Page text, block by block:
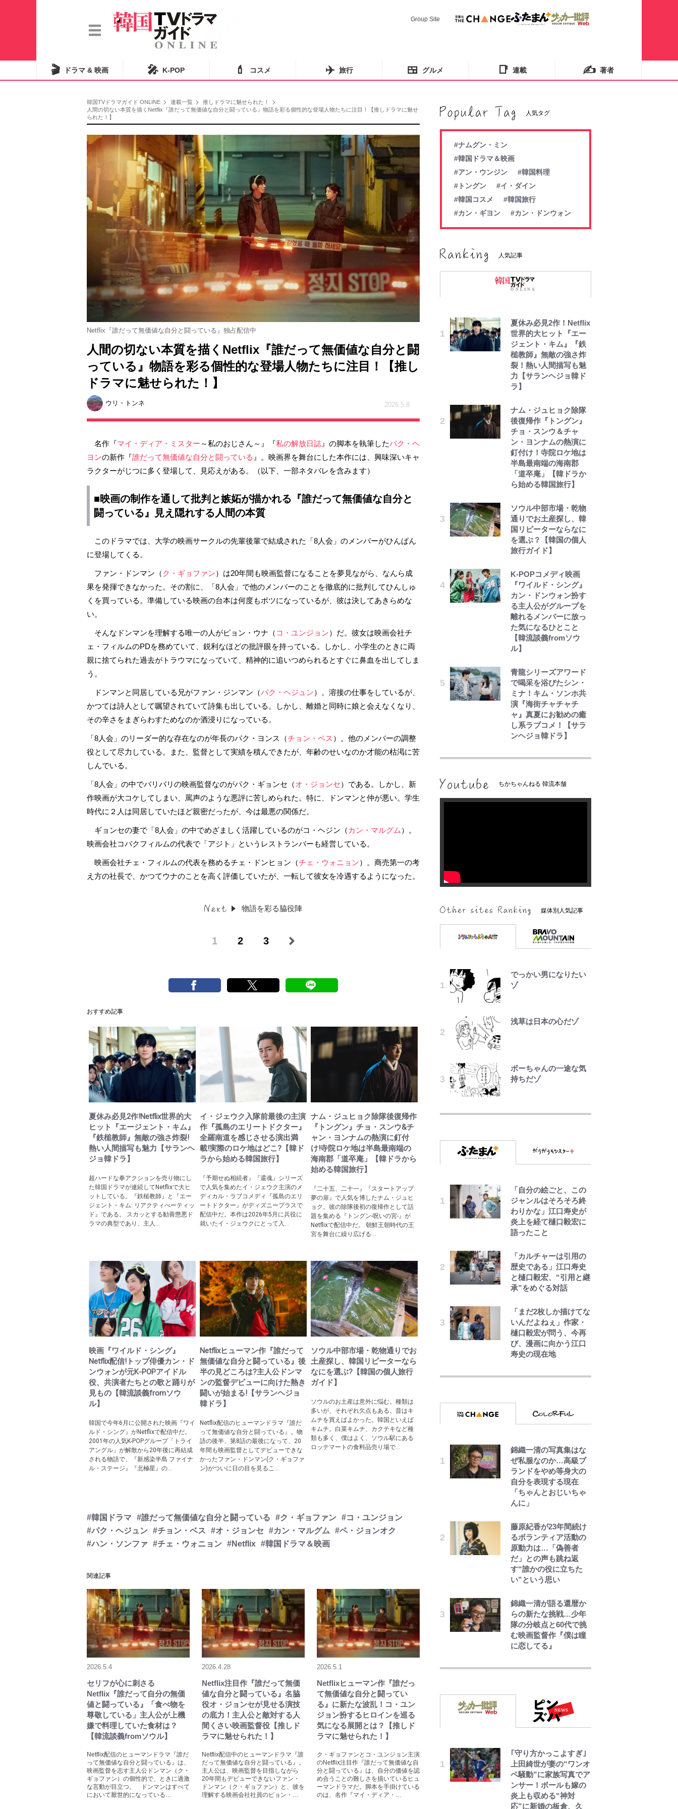
Group Site
🎬 ドラマ & 映画 🎤 K-POP 💄 コスメ ✈️ 旅行 🍱 グルメ 📑 連載 ✍️ 著者
韓国TVドラマガイド ONLINE 連載一覧
推しドラマに魅せられた！
人間の切ない本質を描くNetflix『誰だって無価値な自分と闘っている』物語を彩る個性的な登場人物たちに注目！【推しドラマに魅せ
られた！】
Netflix『誰だって無価値な自分と闘っている』独占配信中
人間の切ない本質を描くNetflix『誰だって無価値な自分と闘
っている』物語を彩る個性的な登場人物たちに注目！【推し
ドラマに魅せられた！】
ウリ・トンネ 2026.5.8
名作『マイ・ディア・ミスター ～私のおじさん～』『私の解放日誌 』の脚本を執筆したパク・ヘ
ヨンの新作『誰だって無価値な自分と闘っている 』。映画界を舞台にした本作には、興味深いキャ
ラクターがじつに多く登場して、見応えがある。（以下、一部ネタバレを含みます）
■映画の制作を通して批判と嫉妬が描かれる『誰だって無価値な自分と
闘っている』見え隠れする人間の本質
このドラマでは、大学の映画サークルの先輩後輩で結成された「8人会」のメンバーがひんぱん
に登場してくる。
ファン・ドンマン（ ク・ギョファン）は20年間も映画監督になることを夢見ながら、なんら成
果を発揮できなかった。その割に、「8人会」で他のメンバーのことを徹底的に批判してひんしゅ
くを買っている。準備している映画の台本は何度もボツになっているが、彼は決してあきらめな
い。
そんなドンマンを理解する唯一の人がピョン・ウナ（ コ・ユンジョン）だ。彼女は映画会社チ
ェ・フィルムのPDを務めていて、鋭利なほどの批評眼を持っている。しかし、小学生のときに両
親に捨てられた過去がトラウマになっていて、精神的に追いつめられるとすぐに鼻血を出してしま
う。
ドンマンと同居している兄がファン・ジンマン（パク・ヘジュン）。溶接の仕事をしているが、
かつては詩人として嘱望されていて詩集も出している。しかし、離婚と同時に娘と会えなくなり、
その辛さをまぎらわすためなのか酒浸りになっている。
「8人会」のリーダー的な存在なのが年長のパク・ヨンス（チョン・ベス ）。他のメンバーの調整
役として尽力している。また、監督として実績を積んできたが、年齢のせいなのか才能の枯渇に苦
しんでいる。
「8人会」の中でバリバリの映画監督なのがパク・ギョンセ（オ・ジョンセ）である。しかし、新
作映画が大コケしてしまい、罵声のような悪評に苦しめられた。特に、ドンマンと仲が悪い。学生
時代に２人は同居していたほど親密だったが、今は最悪の関係だ。
ギョンセの妻で「8人会」の中でめざましく活躍しているのがコ・ヘジン（ カン・マルグム ）。
映画会社コバクフィルムの代表で「アジト」というレストランバーも経営している。
映画会社チェ・フィルムの代表を務めるチェ・ドンヒョン（チェ・ウォニョン）。商売第一の考
え方の社長で、かつてウナのことを高く評価していたが、一転して彼女を冷遇するようになった。
物語を彩る脇役陣
1 2 3
おすすめ記事
夏休み必見2作!Netflix世界的大
ヒット『エージェント・キム』
『鉄槌教師』無敵の強さ炸裂!
熱い人間描写も魅力【サランヘ
ジョ韓ドラ】
超ハードな拳アクションを売り物にし
た韓国ドラマが連続してNetflixで大ヒ
ットしている。『鉄槌教師』と『エー
ジェント・キム: リアクティべーティッ
ド』である。 スカッとする勧善懲悪ド
ラマの典型であり、主人...
イ・ジェウク入隊前最後の主演
作『孤島のエリートドクター』
全羅南道を感じさせる演出満
載!実際のロケ地はどこ?【韓ド
ラから始める韓国旅行】
『予期せぬ相続者』『還魂』シリーズ
で人気を集めたイ・ジェウク主演のメ
ディカル・ラブコメディ『孤島のエリ
ートドクター』がディズニープラスで
配信中だ。本作は2026年5月に兵役に
就いたイ・ジェウクにとって入...
ナム・ジュヒョク除隊後復帰作
『トングン』チョ・スンウ&チ
ャン・ヨンナムの熱演に釘付
け!寺院ロケ地は半島最南端の
海南郡「道卒庵」【韓ドラから
始める韓国旅行】
『二十五、二十一』『スタートアップ:
夢の扉』で人気を博したナム・ジュヒ
ョク。彼の除隊後初の復帰作として話
題を集める『トングン-呪いの宮-』が
Netflixで配信中だ。 朝鮮王朝時代の王
宮を舞台に繰り広げる...
映画『ワイルド・シング』
Netflix配信!トップ俳優カン・ド
ンウォンが元K-POPアイドル
役、共演者たちとの歌と踊りが
見もの【韓流談義fromソウ
ル】
韓国で今年6月に公開された映画『ワイ
ルド・シング』がNetflixで配信中だ。
2001年の人気K-POPグループ「トライ
アングル」が解散から20年後に再結成
される物語で、『新感染半島 ファイナ
ル・ステージ』『北極星』の...
Netflixヒューマン作『誰だって
無価値な自分と闘っている』後
半の見どころは?主人公ドンマ
ンの監督デビューに向けた熱き
闘いが始まる!【サランヘジョ
韓ドラ】
Netflix配信のヒューマンドラマ『誰だ
って無価値な自分と闘っている』。物
語の後半、第8話の最後になって、20
年間も映画監督としてデビューできな
かったファン・ドンマン(ク・ギョファ
ン)がついに日の目を見るこ...
ソウル中部市場・乾物通りでお
土産探し、韓国リピーターなら
なにを選ぶ?【韓国の個人旅行
ガイド】
ソウルのお土産は意外に悩む。種類は
多いが、それぞれ欠点もある。昔はキ
ムチを買えばよかった。韓国といえば
キムチ。白菜キムチ、カクテキなど種
類も多く、僕はよく、ソウル駅にある
ロッテマートの食料品売り場で...
#韓国ドラマ #誰だって無価値な自分と闘っている #ク・ギョファン #コ・ユンジョン
#パク・ヘジュン #チョン・ベス #オ・ジョンセ #カン・マルグム
#ペ・ジョンオク
#ハン・ソンファ
#チェ・ウォニョン #Netflix #韓国ドラマ＆映画
関連記事
2026.5.4
セリフが心に刺さる
Netflix『誰だって自分の無価
値と闘っている』「食べ物を
尊敬している」主人公が上機
嫌で料理していた食材は？
【韓流談義fromソウル】
Netflix配信のヒューマンドラマ『誰だ
って無価値な自分と闘っている』は、
映画監督を志す主人公ドンマン（ク・
ギョファン）の個性的で、ときに過激
な言動が目立つ。 ドンマンはすべて
において厭世的になっている…
2026.4.28
Netflix注目作『誰だって無価
値な自分と闘っている』名脇
役オ・ジョンセが見せる演技
の底力！主人公と敵対する人
間くさい映画監督役【推しド
ラマに魅せられた！】
Netflix配信中のヒューマンドラマ『誰
だって無価値な自分と闘っている』。
主人公は、映画監督を目指しながら
20年間もデビューできないファン・
ドンマン（ク・ギョファン）と、彼を
理解する映画会社社員のピョン・…
2026.5.1
Netflixヒューマン作『誰だっ
て無価値な自分と闘ってい
る』に新たな波乱！コ・ユン
ジョン扮するヒロインを巡る
気になる展開とは？【推しド
ラマに魅せられた！】
ク・ギョファンとコ・ユンジョン主演
のNetflix注目作『誰だって無価値な自
分と闘っている』は、自分の価値を認
め合うことの難しさを描いているヒュ
ーマンドラマだ。脚本を手掛けている
のは、名作『マイ・ディア・…
人気タグ
#ナムグン・ミン
#韓国ドラマ＆映画
#アン・ウンジン
#韓国料理
#トングン
#イ・ダイン
#韓国コスメ
#韓国旅行
#カン・ギヨン
#カン・ドンウォン
人気記事
夏休み必見2作！Netflix
世界的大ヒット『エー
ジェント・キム』『鉄
槌教師』無敵の強さ炸
裂！熱い人間描写も魅
力【サランヘジョ韓ド
ラ】
ナム・ジュヒョク除隊
後復帰作『トングン』
チョ・スンウ＆チャ
ン・ヨンナムの熱演に
釘付け！寺院ロケ地は
半島最南端の海南郡
「道卒庵」【韓ドラか
ら始める韓国旅行】
ソウル中部市場・乾物
通りでお土産探し、韓
国リピーターならなに
を選ぶ？【韓国の個人
旅行ガイド】
K-POPコメディ映画
『ワイルド・シング』
カン・ドンウォン扮す
る主人公がグループを
離れるメンバーに放っ
た気になるひとこと
【韓流談義fromソウ
ル】
青龍シリーズアワード
で喝采を浴びたシン・
ミナ！キム・ソンホ共
演『海街チャチャチ
ャ』真夏にお勧めの癒
し系ラブコメ！【サラ
ンヘジョ韓ドラ】
ちかちゃんねる 韓流本舗
媒体別人気記事
でっかい男になりたい
ゾ
浅草は日本の心だゾ
ボーちゃんの一途な気
持ちだゾ
一端にいることを体
ハイキング」パノラマ
絶景レポ【福島県福島
青く美しい「幸せのブ
ルービー」の正体と
は？ 身近な場所で見つ
けるコツを紹介【あな
「季節の虫」の探し方
vol.21】
【キャンプ自己啓発】
し！ “ウルトラライト”
目指した「自分スタイ
ル」再構築でわかった
「本当に必要な7つの道
具」とは
「自分の絵ごと、この
ジャンルはそろそろ終
わりかな」江口寿史が
炎上を経て樋口毅宏に
語ったこと
「カルチャーは引用の
歴史である」江口寿史
と樋口毅宏、“引用と継
承”をめぐる対話
「まだ2枚しか描けてな
いんだよねぇ」作家・
樋口毅宏が問う、今再
び、漫画に向かう江口
寿史の現在地
スキルボードでダンジ
公式-超難関ダンジョン
で10万年修行した結
公式-辺境領主の俺は悪
役令嬢として追放され
た嫁のため、大国を滅
ぼすことにした。 第2
話(3)
錦織一清の写真集はな
ぜ私服なのか…高級ブ
ランドをやめ等身大の
自分を表現する現在
「ちゃんとおじいちゃ
んに」
藤原紀香が23年間続け
るボランティア活動の
原動力は…「偽善者
だ」との声も跳ね返
す“誰かの役に立ちた
い”という思い
錦織一清が語る還暦か
らの新たな挑戦…少年
隊の分岐点と60代で挑
む映画監督作『僕は瞳
に恋してる』
1回
第3回 出版までの道の
り・その2
レビュー『仮面家族』
悠木シュン・著
｢守り方かっこよすぎ｣
上田綺世が妻の“ワンオ
ペ騒動”に家族写真でア
ンサー！ボールも嫁の
炎上も収める“神対
応”に新婚の板倉、久